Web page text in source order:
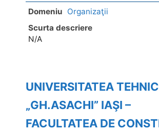
Domeniu Organizaţii
Scurta descriere
N/A
UNIVERSITATEA
„GH.ASACHI” IAŞI –
FACULTATEA DE